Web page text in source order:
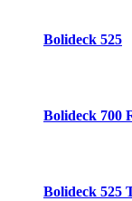
Bolideck 525
Bolideck 700
Bolideck 525